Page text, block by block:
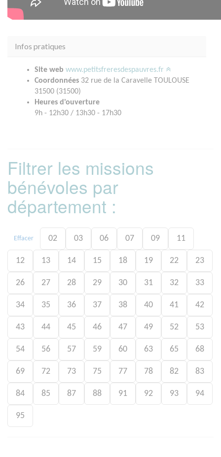
Infos pratiques
Site web www.petitsfreresdespauvres.fr
Coordonnées 32 rue de la Caravelle TOULOUSE
31500 (31500)
Heures d'ouverture
9h - 12h30 / 13h30 - 17h30
Filtrer les missions
bénévoles par
département :
Effacer 02 03 06 07 09 11
12 13 14 15 18 19 22 23
26 27 28 29 30 31 32 33
34 35 36 37 38 40 41 42
43 44 45 46 47 49 52 53
54 56 57 59 60 63 65 68
69 72 73 75 77 78 82 83
84 85 87 88 91 92 93 94
95